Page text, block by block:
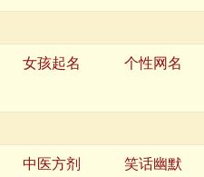
女孩起名
个性网名
中医方剂
笑话幽默